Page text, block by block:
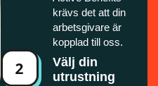
krävs det att din
arbetsgivare är
kopplad till oss.
Välj din
utrustning